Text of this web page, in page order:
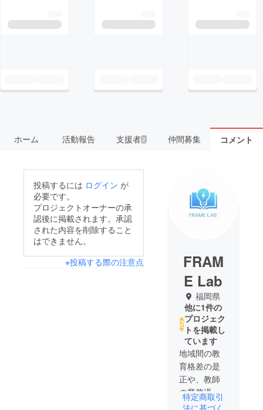
ホーム 活動報告 支援者2 仲間募集 コメント
投稿するには ログイン が
必要です。
プロジェクトオーナーの承
認後に掲載されます。承認
された内容を削除すること
はできません。
※投稿する際の注意点
FRAM
E Lab
福岡県
他に1件の
プロジェク
トを掲載し
ています
地域間の教
育格差の是
正や、教師
の業務過多
などの課題
特定商取引